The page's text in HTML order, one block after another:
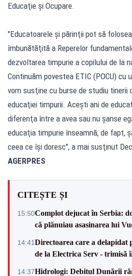
Educaţie şi Ocupare.
"Educatoarele şi părinţii pot să
îmbunătăţită a Reperelor
dezvoltarea timpurie a copilului de la
Continuăm povestea ETIC (POCU) cu
vom susţine cu burse de studiu tinerii
educaţiei timpurii. Aceşti ani de
diferenţa între a avea sau nu şanse
educaţia timpurie înseamnă, de fapt,
ceea ce îşi doresc", a mai susţinut
AGERPRES
CITEȘTE ȘI
15:50Complot dejucat în Serbia:
că plănuiau asasinarea lui
14:41Directoarea care a delapidat
de la Electrica Serv - trimisă
14:37Hidrologi: Debitul Dunării